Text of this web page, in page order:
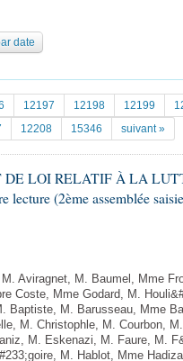
... )
date
12197 12198 12199
12208 15346 suivant »
DE LOI RELATIF À LA
(2ème assemblée
Aviragnet, M. Baumel, Mme
Coste, Mme Godard, M.
Baptiste, M. Barusseau, Mme
M. Christophle, M. Courbon,
M. Eskenazi, M. Faure, M.
M. Hablot, Mme